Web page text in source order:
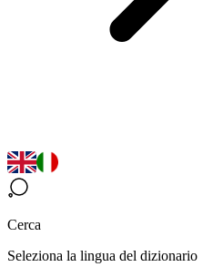
Cerca
Seleziona la lingua del dizionario